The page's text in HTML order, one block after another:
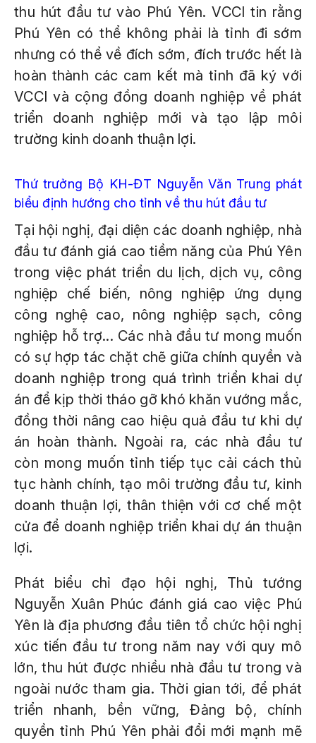
thu hút đầu tư vào Phú Yên. VCCI tin rằng
Phú Yên có thể không phải là tỉnh đi sớm
nhưng có thể về đích sớm, đích trước hết là
hoàn thành các cam kết mà tỉnh đã ký với
VCCI và cộng đồng doanh nghiệp về phát
triển doanh nghiệp mới và tạo lập môi
trường kinh doanh thuận lợi.
Thứ trưởng Bộ KH-ĐT Nguyễn Văn Trung phát
biểu định hướng cho tỉnh về thu hút đầu tư
Tại hội nghị, đại diện các doanh nghiệp, nhà
đầu tư đánh giá cao tiềm năng của Phú Yên
trong việc phát triển du lịch, dịch vụ, công
nghiệp chế biến, nông nghiệp ứng dụng
công nghệ cao, nông nghiệp sạch, công
nghiệp hỗ trợ... Các nhà đầu tư mong muốn
có sự hợp tác chặt chẽ giữa chính quyền và
doanh nghiệp trong quá trình triển khai dự
án để kịp thời tháo gỡ khó khăn vướng mắc,
đồng thời nâng cao hiệu quả đầu tư khi dự
án hoàn thành. Ngoài ra, các nhà đầu tư
còn mong muốn tỉnh tiếp tục cải cách thủ
tục hành chính, tạo môi trường đầu tư, kinh
doanh thuận lợi, thân thiện với cơ chế một
cửa để doanh nghiệp triển khai dự án thuận
lợi.
Phát biểu chỉ đạo hội nghị, Thủ tướng
Nguyễn Xuân Phúc đánh giá cao việc Phú
Yên là địa phương đầu tiên tổ chức hội nghị
xúc tiến đầu tư trong năm nay với quy mô
lớn, thu hút được nhiều nhà đầu tư trong và
ngoài nước tham gia. Thời gian tới, để phát
triển nhanh, bền vững, Đảng bộ, chính
quyền tỉnh Phú Yên phải đổi mới mạnh mẽ